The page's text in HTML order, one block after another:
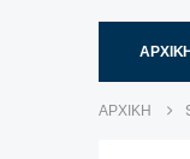
ΑΡΧΙΚΉ